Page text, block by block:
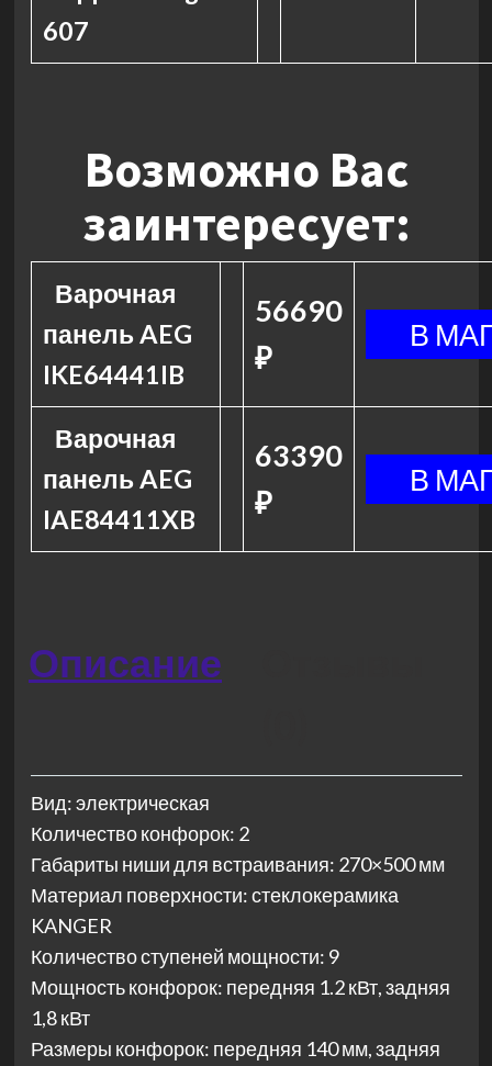
607
Возможно Вас
заинтересует:
Варочная
панель AEG
IKE64441IB
56690
₽
Варочная
панель AEG
IAE84411XB
63390
₽
Описание
Вид: электрическая
Количество конфорок: 2
Габариты ниши для встраивания: 270×500 мм
Материал поверхности: стеклокерамика
KANGER
Количество ступеней мощности: 9
Мощность конфорок: передняя 1.2 кВт, задняя
1,8 кВт
Размеры конфорок: передняя 140 мм, задняя